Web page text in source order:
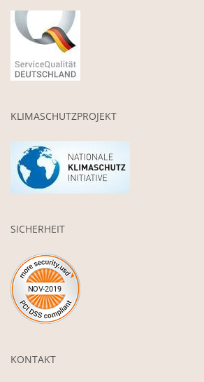
KLIMASCHUTZPROJEKT
SICHERHEIT
KONTAKT